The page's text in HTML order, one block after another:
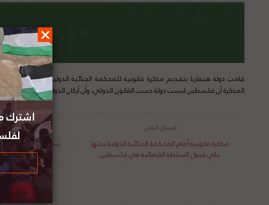
قامت دولة هنغاريا بتقديم مذكرة قانونية للمحكمة الجنائية الدولية حول
المذكرة أن فلسطين ليست دولة حسب القانون الدولي، وأن أركان الدولة لا تتواجد فيها.
سفير أمريكي سابق
الدولية
مذكرة قانونية أمام المحكمة الجنائية الدولية تحثها
على قبول السلطة القضائية في فلسطين
اشترك